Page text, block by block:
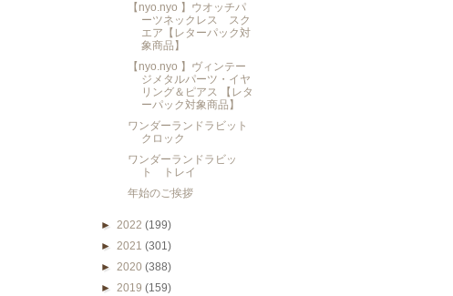
【nyo.nyo 】ウオッチパ
ーツネックレス スク
エア【レターパック対
象商品】
【nyo.nyo 】ヴィンテー
ジメタルパーツ・イヤ
リング＆ピアス 【レタ
ーパック対象商品】
ワンダーランドラビット
クロック
ワンダーランドラビッ
ト トレイ
年始のご挨拶
► 2022 (199)
► 2021 (301)
► 2020 (388)
► 2019 (159)